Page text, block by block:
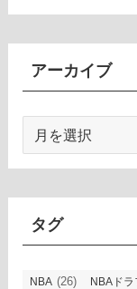
アーカイブ
カ
イ
タグ
NBA (26) NBAド